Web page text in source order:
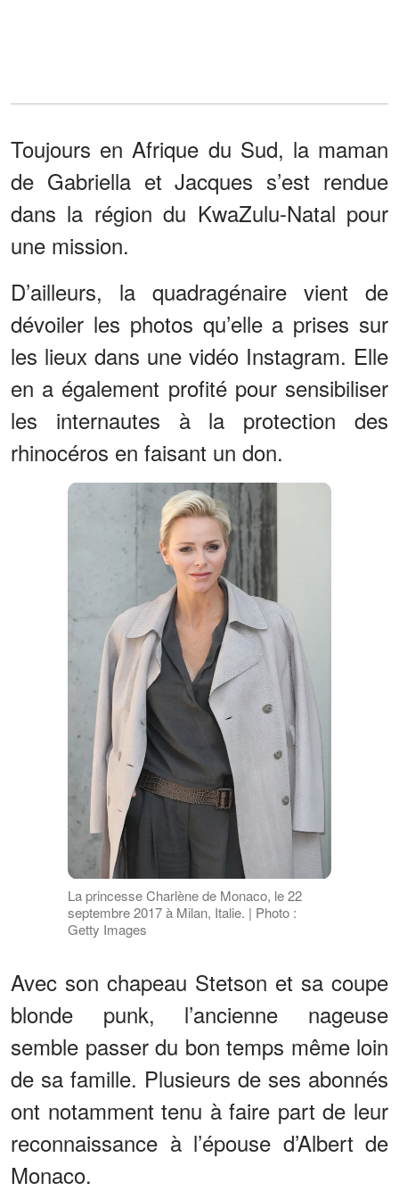
Toujours en Afrique du Sud, la maman
de Gabriella et Jacques s’est rendue
dans la région du KwaZulu-Natal pour
une mission.
D’ailleurs, la quadragénaire vient de
dévoiler les photos qu’elle a prises sur
les lieux dans une vidéo Instagram. Elle
en a également profité pour sensibiliser
les internautes à la protection des
rhinocéros en faisant un don.
La princesse Charlène de Monaco, le 22
septembre 2017 à Milan, Italie. | Photo :
Getty Images
Avec son chapeau Stetson et sa coupe
blonde punk, l’ancienne nageuse
semble passer du bon temps même loin
de sa famille. Plusieurs de ses abonnés
ont notamment tenu à faire part de leur
reconnaissance à l’épouse d’Albert de
Monaco.